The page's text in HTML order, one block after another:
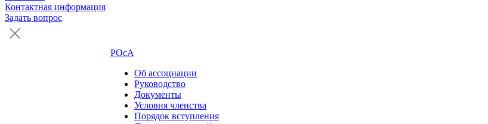
Контактная информация
Задать вопрос
РОсА
Об ассоциации
Руководство
Документы
Условия членства
Порядок вступления